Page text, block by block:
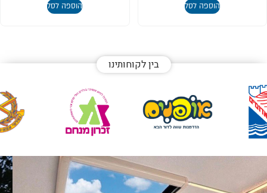
הוספה לסל הוספה לסל
בין לקוחותינו